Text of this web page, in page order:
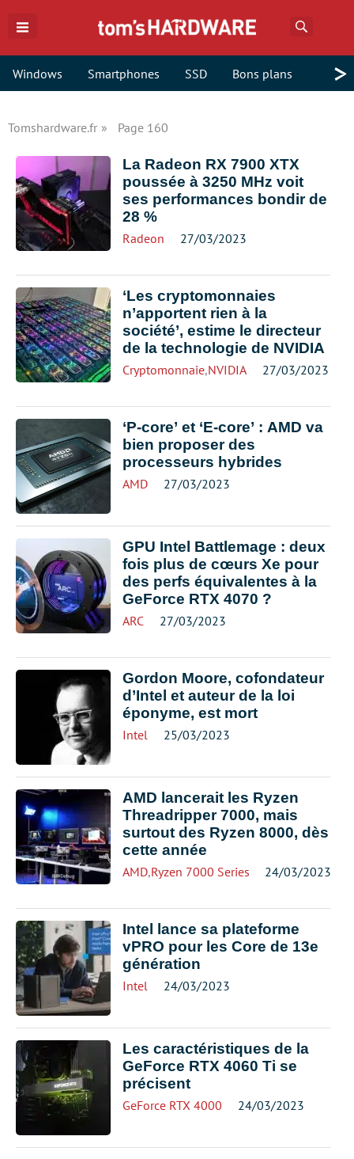
Windows Smartphones SSD Bons plans >
Tomshardware.fr Page 160
La Radeon RX 7900 XTX
poussée à 3250 MHz voit
ses performances bondir de
28 %
Radeon 27/03/2023
‘Les cryptomonnaies
n’apportent rien à la
société’, estime le directeur
de la technologie de NVIDIA
Cryptomonnaie,NVIDIA 27/03/2023
‘P-core’ et ‘E-core’ : AMD va
bien proposer des
processeurs hybrides
AMD 27/03/2023
GPU Intel Battlemage : deux
fois plus de cœurs Xe pour
des perfs équivalentes à la
GeForce RTX 4070 ?
ARC 27/03/2023
Gordon Moore, cofondateur
d’Intel et auteur de la loi
éponyme, est mort
Intel 25/03/2023
AMD lancerait les Ryzen
Threadripper 7000, mais
surtout des Ryzen 8000, dès
cette année
AMD,Ryzen 7000 Series 24/03/2023
Intel lance sa plateforme
vPRO pour les Core de 13e
génération
Intel 24/03/2023
Les caractéristiques de la
GeForce RTX 4060 Ti se
précisent
GeForce RTX 4000 24/03/2023